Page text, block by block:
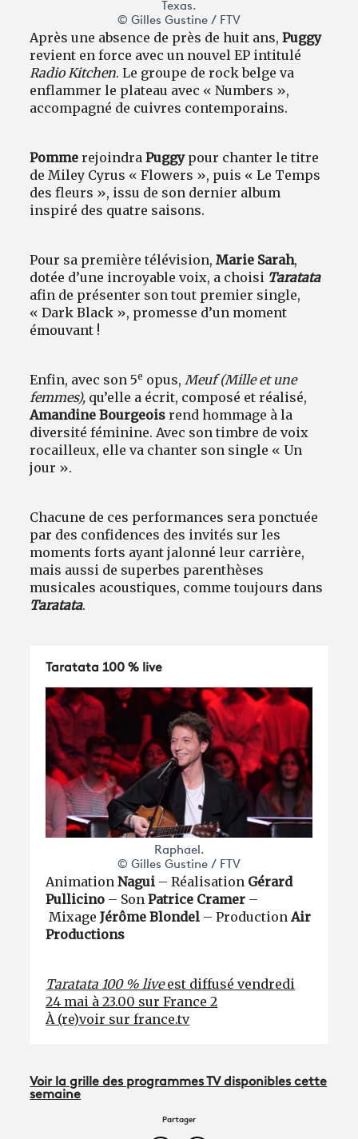
Texas.
© Gilles Gustine / FTV
Après une absence de près de huit ans,Puggy
revient en force avec un nouvel EP intitulé
Radio Kitchen. Le groupe de rock belge va
enflammer le plateau avec « Numbers »,
accompagné de cuivres contemporains.
Pomme rejoindraPuggypour chanter le titre
de Miley Cyrus « Flowers », puis « Le Temps
des fleurs », issu de son dernier album
inspiré des quatre saisons.
Pour sa première télévision,Marie Sarah,
dotée d’une incroyable voix, a choisi Taratata
afin de présenter son tout premier single,
« Dark Black », promesse d’un moment
émouvant !
Enfin, avec son 5e opus,Meuf (Mille et une
femmes), qu’elle a écrit, composé et réalisé,
Amandine Bourgeois rend hommage à la
diversité féminine. Avec son timbre de voix
rocailleux, elle va chanter son single « Un
jour ».
Chacune de ces performances sera ponctuée
par des confidences des invités sur les
moments forts ayant jalonné leur carrière,
mais aussi de superbes parenthèses
musicales acoustiques, comme toujours dans
Taratata.
Taratata 100 % live
Raphael.
© Gilles Gustine / FTV
AnimationNagui – Réalisation Gérard
Pullicino – SonPatrice Cramer –
MixageJérôme Blondel – ProductionAir
Productions
Taratata 100 % liveest diffusé vendredi
24 mai à 23.00 sur France 2
À (re)voir sur france.tv
Voir la grille des programmes TV disponibles cette
semaine
Partager